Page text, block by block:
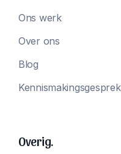
Ons werk
Over ons
Blog
Kennismakingsgesprek
Overig.